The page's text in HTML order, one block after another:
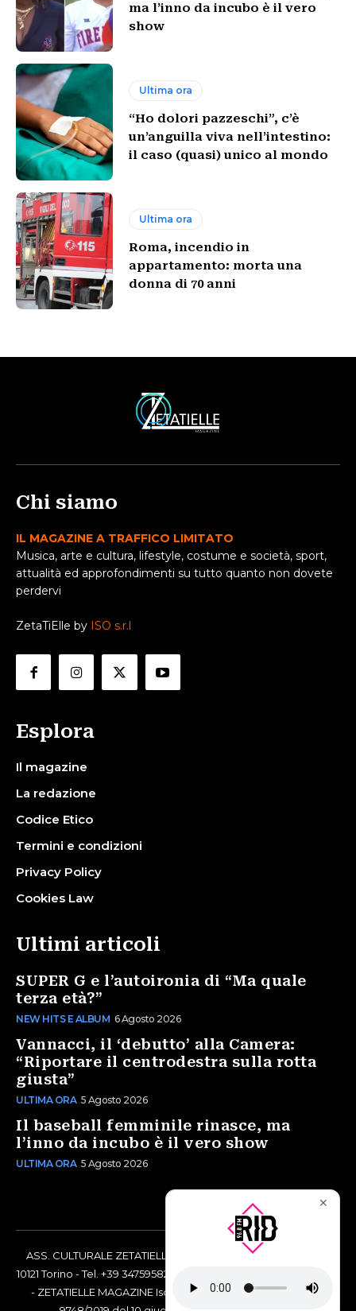
ma l’inno da incubo è il vero
show
Ultima ora
“Ho dolori pazzeschi”, c’è
un’anguilla viva nell’intestino:
il caso (quasi) unico al mondo
Ultima ora
Roma, incendio in
appartamento: morta una
donna di 70 anni
Chi siamo
IL MAGAZINE A TRAFFICO LIMITATO
Musica, arte e cultura, lifestyle, costume e società, sport,
attualità ed approfondimenti su tutto quanto non dovete
perdervi
ZetaTiElle by ISO s.r.l
Esplora
Il magazine
La redazione
Codice Etico
Termini e condizioni
Privacy Policy
Cookies Law
Ultimi articoli
SUPER G e l’autoironia di “Ma quale
terza età?”
NEW HITS E ALBUM 6 Agosto 2026
Vannacci, il ‘debutto’ alla Camera:
“Riportare il centrodestra sulla rotta
giusta”
ULTIMA ORA 5 Agosto 2026
Il baseball femminile rinasce, ma
l’inno da incubo è il vero show
ULTIMA ORA 5 Agosto 2026
ASS. CULTURALE ZETATIELLE OFF via Vittorio Amedeo II, 21 -
10121 Torino - Tel. +39 3475958238 - Codice Fiscale 97883690014
- ZETATIELLE MAGAZINE Iscrizione al Tribunale di Torino n°
✕